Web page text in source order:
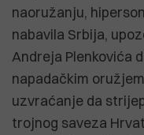
naoružanju,
nabavila Srbija,
Andreja Plenkovića
napadačkim
uzvraćanje da
trojnog saveza